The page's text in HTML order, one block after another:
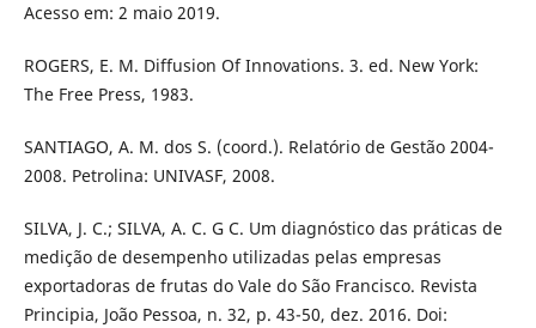
Acesso em: 2 maio 2019.
ROGERS, E. M. Diffusion Of Innovations. 3. ed. New York:
The Free Press, 1983.
SANTIAGO, A. M. dos S. (coord.). Relatório de Gestão 2004-
2008. Petrolina: UNIVASF, 2008.
SILVA, J. C.; SILVA, A. C. G C. Um diagnóstico das práticas de
medição de desempenho utilizadas pelas empresas
exportadoras de frutas do Vale do São Francisco. Revista
Principia, João Pessoa, n. 32, p. 43-50, dez. 2016. Doi: